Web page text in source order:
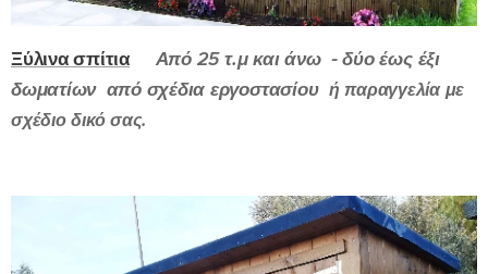
Ξύλινα σπίτια
Από 25 τ.μ και άνω - δύο έως έξι
δωματίων από σχέδια εργοστασίου ή παραγγελία με
σχέδιο δικό σας.